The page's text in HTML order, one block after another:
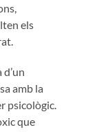
els
amb la
psicològic.
que